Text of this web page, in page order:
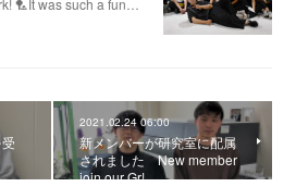
🏸It was such a fun…
2021.02.24 06:00
新メンバーが研究室に配属
されました New member
join our Gr!